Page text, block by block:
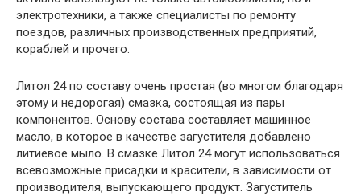
электротехники, а также специалисты по ремонту
поездов, различных производственных предприятий,
кораблей и прочего.
Литол 24 по составу очень простая (во многом благодаря
этому и недорогая) смазка, состоящая из пары
компонентов. Основу состава составляет машинное
масло, в которое в качестве загустителя добавлено
литиевое мыло. В смазке Литол 24 могут использоваться
всевозможные присадки и красители, в зависимости от
производителя, выпускающего продукт. Загуститель